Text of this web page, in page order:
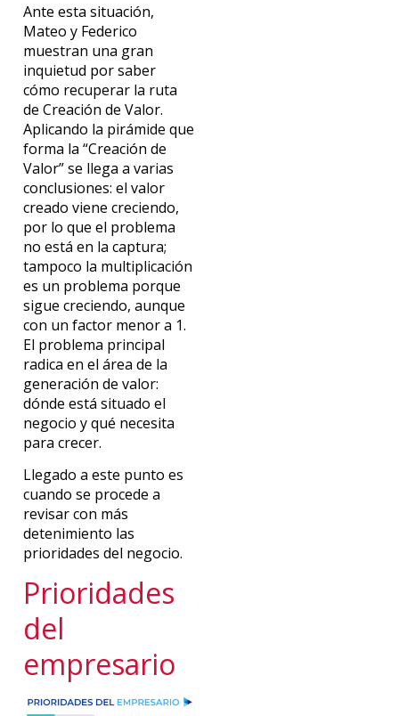
Ante esta situación,
Mateo y Federico
muestran una gran
inquietud por saber
cómo recuperar la ruta
de Creación de Valor.
Aplicando la pirámide que
forma la “Creación de
Valor” se llega a varias
conclusiones: el valor
creado viene creciendo,
por lo que el problema
no está en la captura;
tampoco la multiplicación
es un problema porque
sigue creciendo, aunque
con un factor menor a 1.
El problema principal
radica en el área de la
generación de valor:
dónde está situado el
negocio y qué necesita
para crecer.
Llegado a este punto es
cuando se procede a
revisar con más
detenimiento las
prioridades del negocio.
Prioridades
del
empresario